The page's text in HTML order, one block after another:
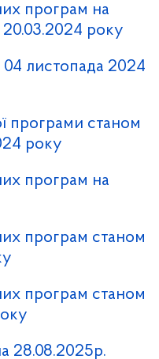
програм на
року
листопада 2024
програми станом
року
програм на
програм станом
програм станом
28.08.2025р.